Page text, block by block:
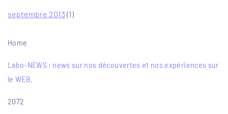
septembre 2013 (1)
Home
Labo-NEWS : news sur nos découvertes et nos expériences sur
le WEB.
2072